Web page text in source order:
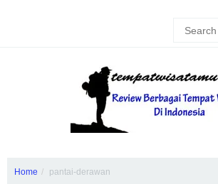
Home pantai-derawan